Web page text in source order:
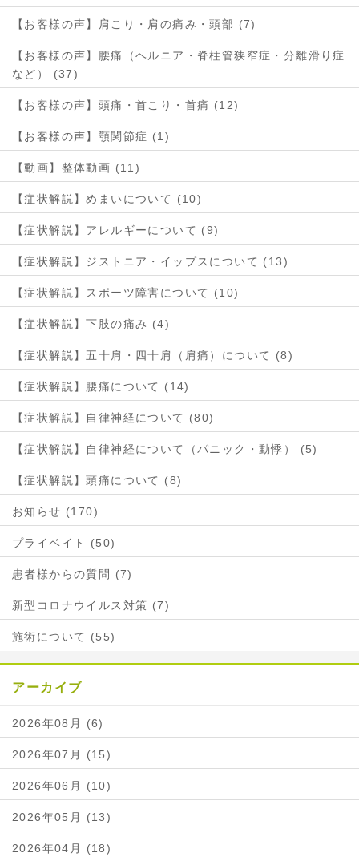
【お客様の声】肩こり・肩の痛み・頭部 (7)
【お客様の声】腰痛（ヘルニア・脊柱管狭窄症・分離滑り症
など） (37)
【お客様の声】頭痛・首こり・首痛 (12)
【お客様の声】顎関節症 (1)
【動画】整体動画 (11)
【症状解説】めまいについて (10)
【症状解説】アレルギーについて (9)
【症状解説】ジストニア・イップスについて (13)
【症状解説】スポーツ障害について (10)
【症状解説】下肢の痛み (4)
【症状解説】五十肩・四十肩（肩痛）について (8)
【症状解説】腰痛について (14)
【症状解説】自律神経について (80)
【症状解説】自律神経について（パニック・動悸） (5)
【症状解説】頭痛について (8)
お知らせ (170)
プライベイト (50)
患者様からの質問 (7)
新型コロナウイルス対策 (7)
施術について (55)
アーカイブ
2026年08月 (6)
2026年07月 (15)
2026年06月 (10)
2026年05月 (13)
2026年04月 (18)